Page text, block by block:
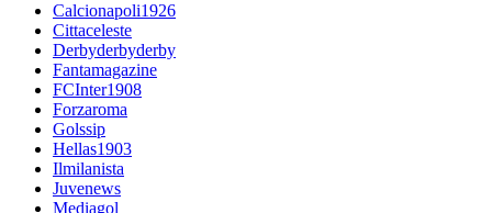
Calcionapoli1926
Cittaceleste
Derbyderbyderby
Fantamagazine
FCInter1908
Forzaroma
Golssip
Hellas1903
Ilmilanista
Juvenews
Mediagol